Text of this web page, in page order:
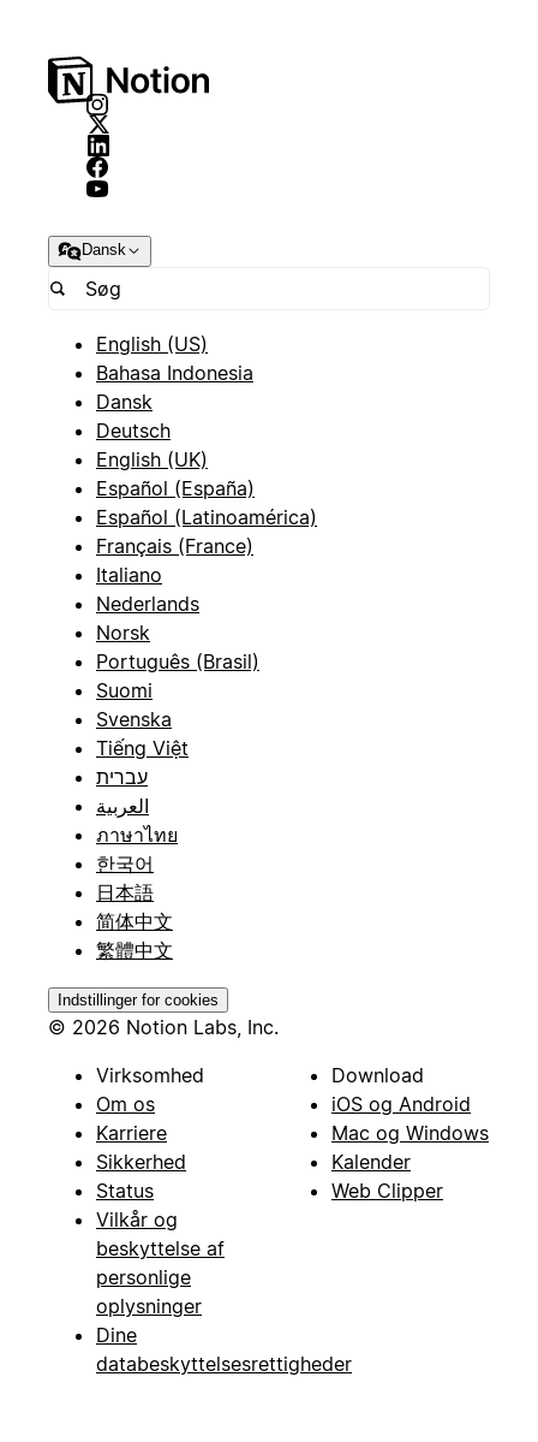
Dansk
English (US)
Bahasa Indonesia
Dansk
Deutsch
English (UK)
Español (España)
Español (Latinoamérica)
Français (France)
Italiano
Nederlands
Norsk
Português (Brasil)
Suomi
Svenska
Tiếng Việt
עברית
العربية
ภาษาไทย
한국어
日本語
简体中文
繁體中文
Indstillinger for cookies
© 2026 Notion Labs, Inc.
Virksomhed
Om os
Karriere
Sikkerhed
Status
Vilkår og
beskyttelse af
personlige
oplysninger
Dine
databeskyttelsesrettigheder
Download
iOS og Android
Mac og Windows
Kalender
Web Clipper